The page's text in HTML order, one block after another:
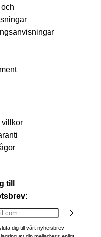
och
villkor
till
dig till vårt nyhetsbrev